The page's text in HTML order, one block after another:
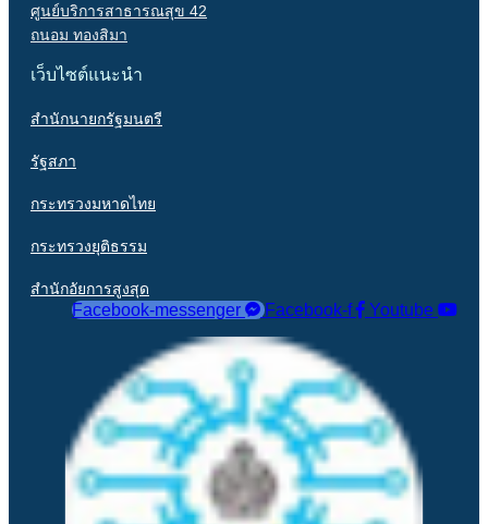
ศูนย์บริการสาธารณสุข 42
ถนอม ทองสิมา
เว็บไซต์แนะนำ
สำนักนายกรัฐมนตรี
รัฐสภา
กระทรวงมหาดไทย
กระทรวงยุติธรรม
สำนักอัยการสูงสุด
Facebook-messenger Facebook-f Youtube